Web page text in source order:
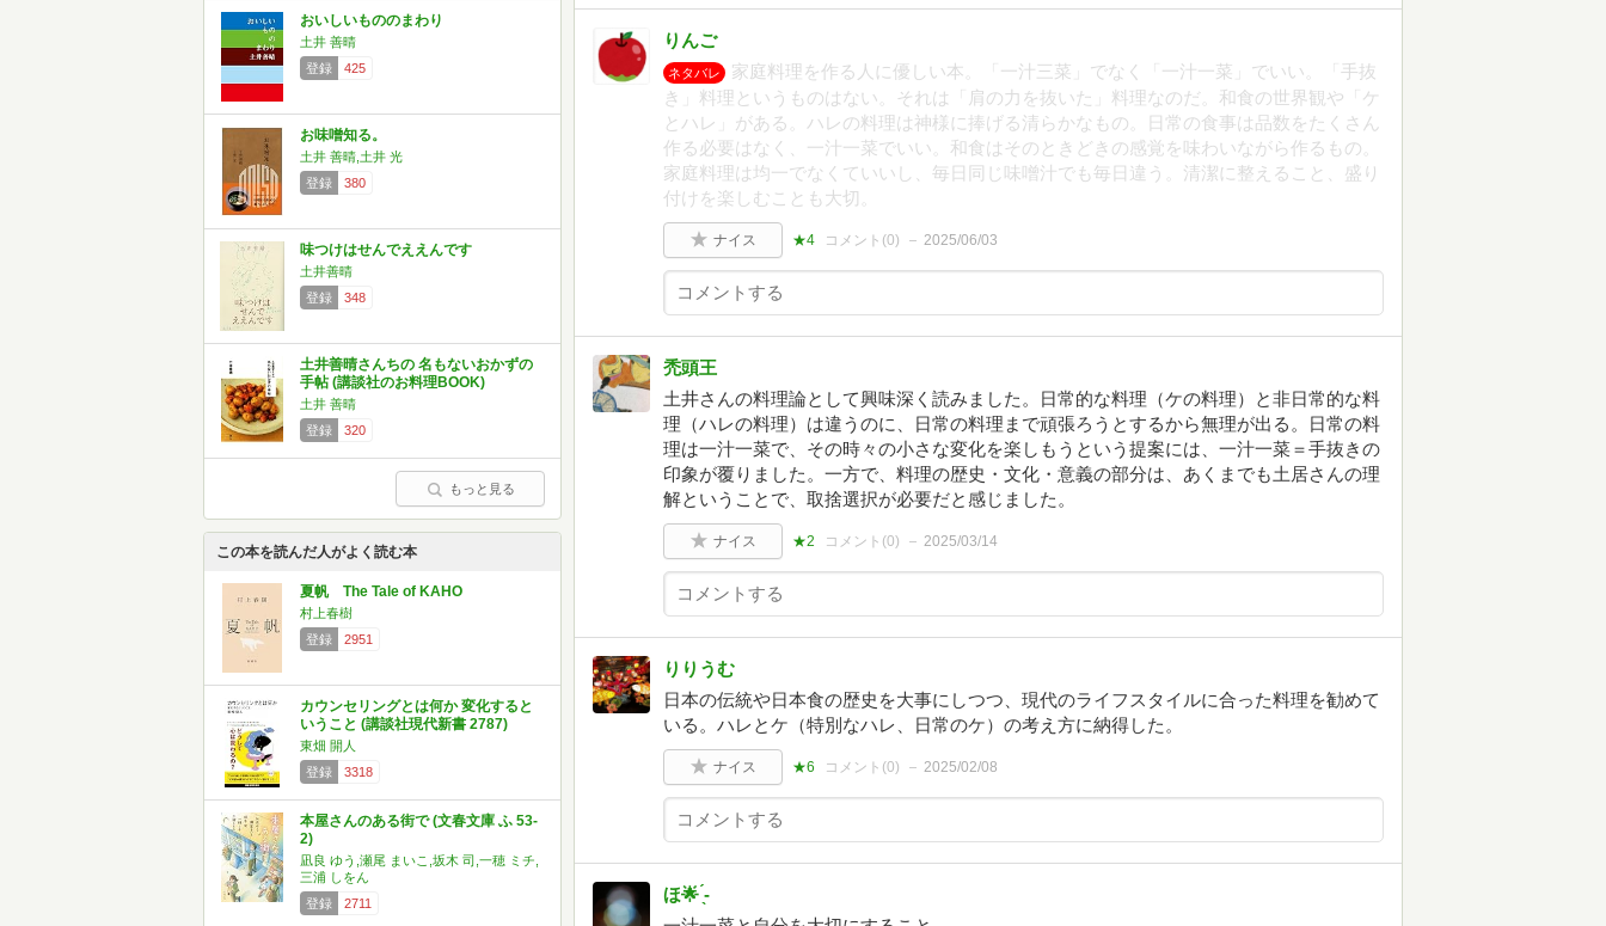
おいしいもののまわり
土井 善晴
登録
425
お味噌知る。
土井 善晴,土井 光
登録
380
味つけはせんでええんです
土井善晴
登録
348
土井善晴さんちの 名もないおかずの
手帖 (講談社のお料理BOOK)
土井 善晴
登録
320
もっと見る
この本を読んだ人がよく読む本
夏帆 The Tale of KAHO
村上春樹
登録
2951
カウンセリングとは何か 変化すると
いうこと (講談社現代新書 2787)
東畑 開人
登録
3318
本屋さんのある街で (文春文庫 ふ 53-
2)
凪良 ゆう,瀬尾 まいこ,坂木 司,一穂 ミチ,
三浦 しをん
登録
2711
りんご
ネタバレ
家庭料理を作る人に優しい本。「一汁三菜」でなく「一汁一菜」でいい。「手抜
き」料理というものはない。それは「肩の力を抜いた」料理なのだ。和食の世界観や「ケ
とハレ」がある。ハレの料理は神様に捧げる清らかなもの。日常の食事は品数をたくさん
作る必要はなく、一汁一菜でいい。和食はそのときどきの感覚を味わいながら作るもの。
家庭料理は均一でなくていいし、毎日同じ味噌汁でも毎日違う。清潔に整えること、盛り
付けを楽しむことも大切。
ナイス ★4 コメント(0) 2025/06/03
禿頭王
土井さんの料理論として興味深く読みました。日常的な料理（ケの料理）と非日常的な料
理（ハレの料理）は違うのに、日常の料理まで頑張ろうとするから無理が出る。日常の料
理は一汁一菜で、その時々の小さな変化を楽しもうという提案には、一汁一菜＝手抜きの
印象が覆りました。一方で、料理の歴史・文化・意義の部分は、あくまでも土居さんの理
解ということで、取捨選択が必要だと感じました。
ナイス ★2 コメント(0) 2025/03/14
りりうむ
日本の伝統や日本食の歴史を大事にしつつ、現代のライフスタイルに合った料理を勧めて
いる。ハレとケ（特別なハレ、日常のケ）の考え方に納得した。
ナイス ★6 コメント(0) 2025/02/08
ほ🌟 ̖́-